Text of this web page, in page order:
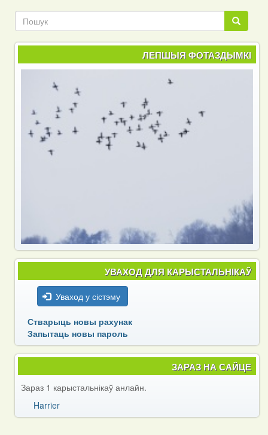
Пошук
Пошук
ЛЕПШЫЯ ФОТАЗДЫМКІ
УВАХОД ДЛЯ КАРЫСТАЛЬНІКАЎ
Уваход у сістэму
Стварыць новы рахунак
Запытаць новы пароль
ЗАРАЗ НА САЙЦЕ
Зараз 1 карыстальнікаў анлайн.
Harrier